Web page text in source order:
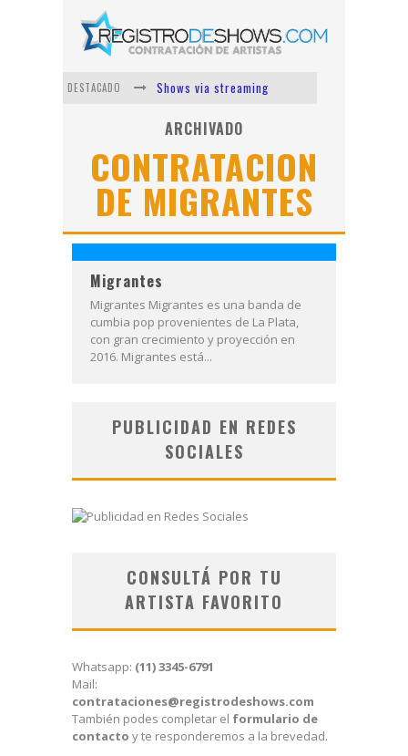
DESTACADO
Shows via streaming
Lit Killah
Nicki Nicole
Duki
Vi Em
ARCHIVADO
CONTRATACION
DE MIGRANTES
Migrantes
Migrantes Migrantes es una banda de
cumbia pop provenientes de La Plata,
con gran crecimiento y proyección en
2016. Migrantes está...
PUBLICIDAD EN REDES
SOCIALES
CONSULTÁ POR TU
ARTISTA FAVORITO
Whatsapp: (11) 3345-6791
Mail:
contrataciones@registrodeshows.com
También podes completar el formulario de
contacto y te responderemos a la brevedad.